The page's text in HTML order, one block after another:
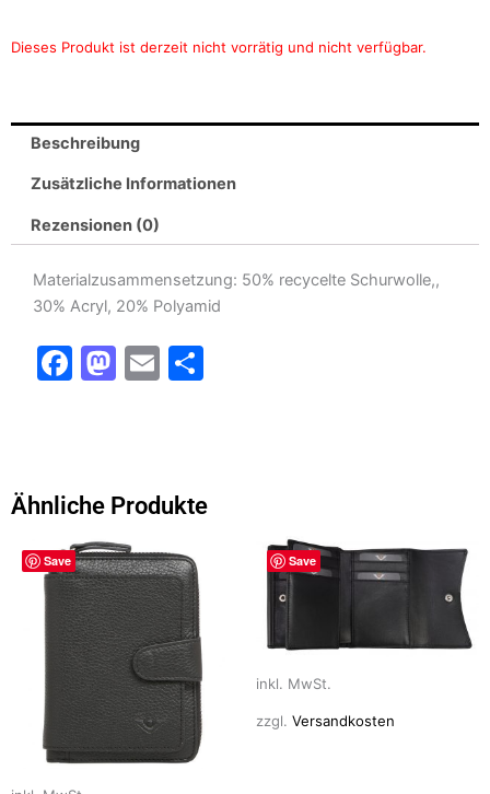
Dieses Produkt ist derzeit nicht vorrätig und nicht verfügbar.
Beschreibung
Zusätzliche Informationen
Rezensionen (0)
Materialzusammensetzung: 50% recycelte Schurwolle,,
30% Acryl, 20% Polyamid
F
b
o
o
k
M
d
o
n
E
Ähnliche Produkte
Save
Dieses
Produkt
mehrere
Varianten
Optionen
können
Save
inkl. MwSt.
zzgl. Versandkosten
Dieses
Produkt
weist
Varianten
auf.
Optionen